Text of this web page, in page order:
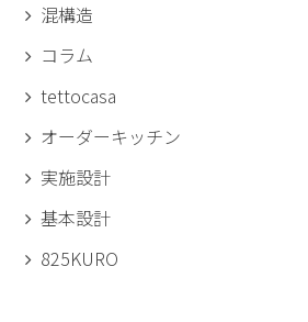
混構造
コラム
tettocasa
オーダーキッチン
実施設計
基本設計
825KURO